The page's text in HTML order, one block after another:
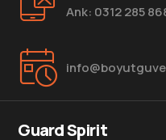
Ank: 0312 285
Guard Spirit